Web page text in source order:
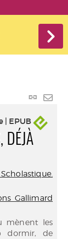
Lien
| EPUB
DÉJÀ
Gallimard
mènent les
dormir, de